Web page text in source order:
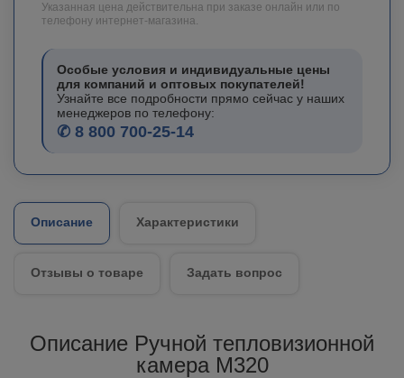
Указанная цена действительна при заказе онлайн или по
телефону интернет-магазина.
Особые условия и индивидуальные цены
для компаний и оптовых покупателей!
Узнайте все подробности прямо сейчас у наших
менеджеров по телефону:
✆ 8 800 700-25-14
Описание Характеристики
Отзывы о товаре Задать вопрос
Описание Ручной тепловизионной
камера M320